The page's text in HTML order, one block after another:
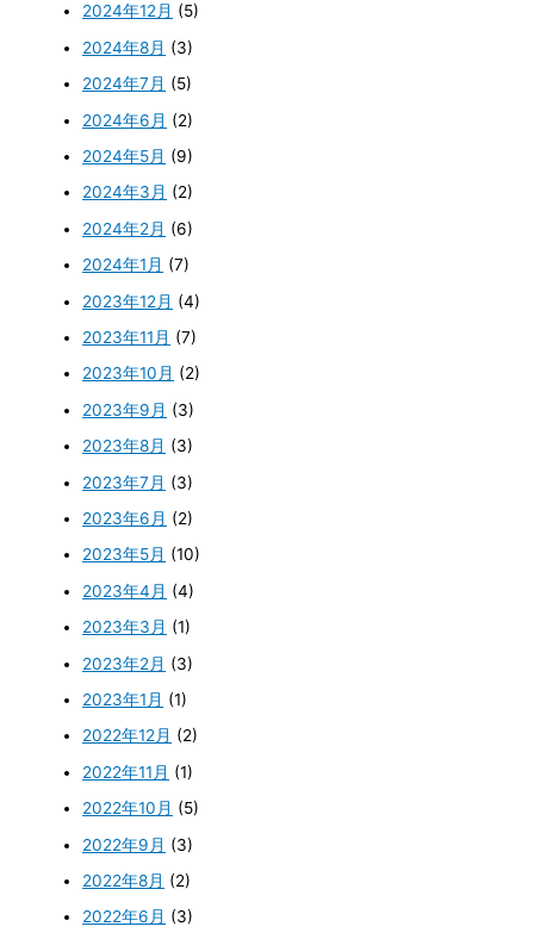
2024年12月 (5)
2024年8月 (3)
2024年7月 (5)
2024年6月 (2)
2024年5月 (9)
2024年3月 (2)
2024年2月 (6)
2024年1月 (7)
2023年12月 (4)
2023年11月 (7)
2023年10月 (2)
2023年9月 (3)
2023年8月 (3)
2023年7月 (3)
2023年6月 (2)
2023年5月 (10)
2023年4月 (4)
2023年3月 (1)
2023年2月 (3)
2023年1月 (1)
2022年12月 (2)
2022年11月 (1)
2022年10月 (5)
2022年9月 (3)
2022年8月 (2)
2022年6月 (3)